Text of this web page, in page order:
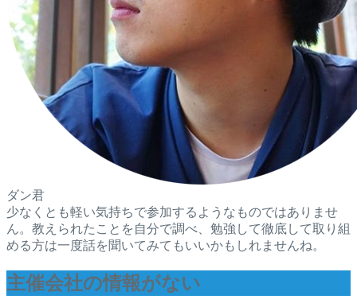
ダン君
少なくとも軽い気持ちで参加するようなものではありませ
ん。教えられたことを自分で調べ、勉強して徹底して取り組
める方は一度話を聞いてみてもいいかもしれませんね。
主催会社の情報がない